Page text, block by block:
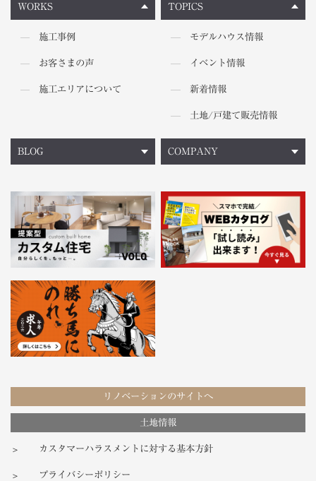
WORKS
施工事例
お客さまの声
施工エリアについて
TOPICS
モデルハウス情報
イベント情報
新着情報
土地/戸建て販売情報
BLOG COMPANY
リノベーションのサイトへ
土地情報
カスタマーハラスメントに対する基本方針
プライバシーポリシー